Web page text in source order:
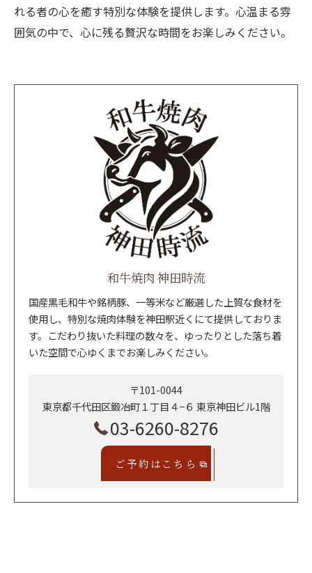
れる者の心を癒す特別な体験を提供します。心温まる雰
囲気の中で、心に残る贅沢な時間をお楽しみください。
和牛焼肉 神田時流
国産黒毛和牛や銘柄豚、一等米など厳選した上質な食材を
使用し、特別な焼肉体験を神田駅近くにて提供しておりま
す。こだわり抜いた料理の数々を、ゆったりとした落ち着
いた空間で心ゆくまでお楽しみください。
〒101-0044
東京都千代田区鍛冶町１丁目４−６ 東京神田ビル1階
03-6260-8276
ご予約はこちら